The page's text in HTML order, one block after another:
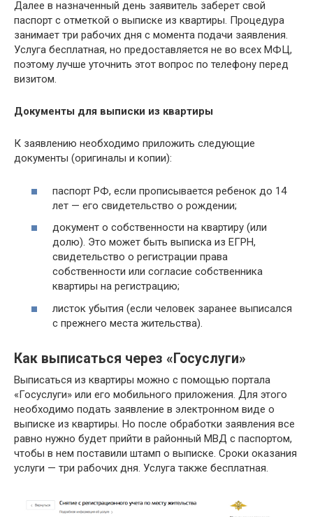
Далее в назначенный день заявитель заберет свой
паспорт с отметкой о выписке из квартиры. Процедура
занимает три рабочих дня с момента подачи заявления.
Услуга бесплатная, но предоставляется не во всех МФЦ,
поэтому лучше уточнить этот вопрос по телефону перед
визитом.
Документы для выписки из квартиры
К заявлению необходимо приложить следующие
документы (оригиналы и копии):
паспорт РФ, если прописывается ребенок до 14
лет — его свидетельство о рождении;
документ о собственности на квартиру (или
долю). Это может быть выписка из ЕГРН,
свидетельство о регистрации права
собственности или согласие собственника
квартиры на регистрацию;
листок убытия (если человек заранее выписался
с прежнего места жительства).
Как выписаться через «Госуслуги»
Выписаться из квартиры можно с помощью портала
«Госуслуги» или его мобильного приложения. Для этого
необходимо подать заявление в электронном виде о
выписке из квартиры. Но после обработки заявления все
равно нужно будет прийти в районный МВД с паспортом,
чтобы в нем поставили штамп о выписке. Сроки оказания
услуги — три рабочих дня. Услуга также бесплатная.